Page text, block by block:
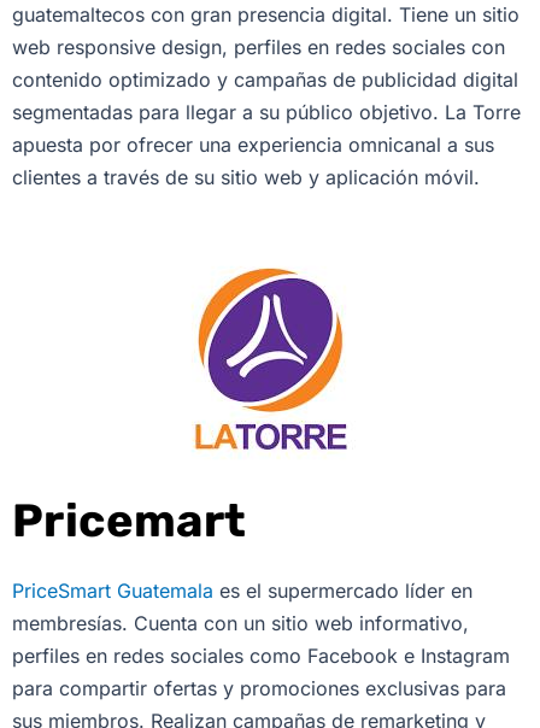
guatemaltecos con gran presencia digital. Tiene un sitio
web responsive design, perfiles en redes sociales con
contenido optimizado y campañas de publicidad digital
segmentadas para llegar a su público objetivo. La Torre
apuesta por ofrecer una experiencia omnicanal a sus
clientes a través de su sitio web y aplicación móvil.
Pricemart
PriceSmart Guatemala es el supermercado líder en
membresías. Cuenta con un sitio web informativo,
perfiles en redes sociales como Facebook e Instagram
para compartir ofertas y promociones exclusivas para
sus miembros. Realizan campañas de remarketing y